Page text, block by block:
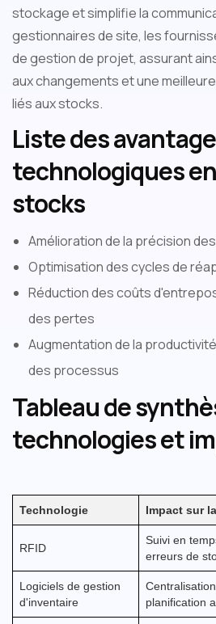
stockage et simplifie la
gestionnaires de site, les
de gestion de projet, assurant
aux changements et une meilleure
liés aux stocks.
Liste des
technologiques
stocks
Amélioration de la précision
Optimisation des cycles de
Réduction des coûts
des pertes
Augmentation de la
des processus
Tableau de
technologies et
Technologie Impact sur
RFID
Suivi en
erreurs de
Logiciels de gestion
d'inventaire
planification